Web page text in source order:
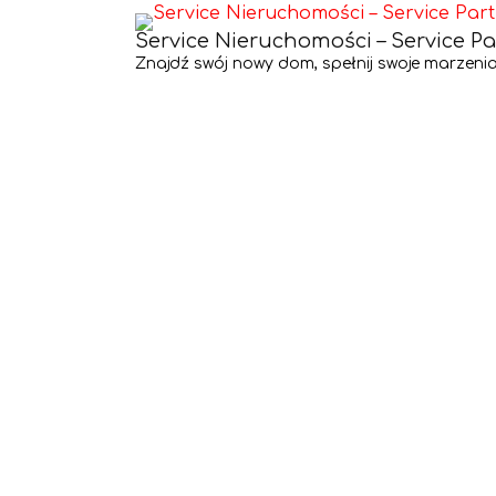
Service Nieruchomości – Service
Znajdź swój nowy dom, spełnij swoje